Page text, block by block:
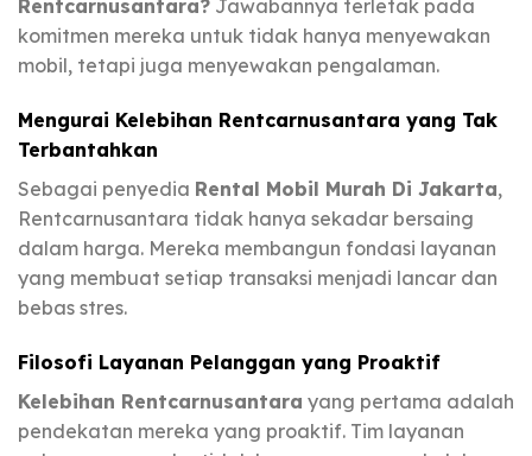
Rentcarnusantara? Jawabannya terletak pada
komitmen mereka untuk tidak hanya menyewakan
mobil, tetapi juga menyewakan pengalaman.
Mengurai Kelebihan Rentcarnusantara yang Tak
Terbantahkan
Sebagai penyedia Rental Mobil Murah Di Jakarta,
Rentcarnusantara tidak hanya sekadar bersaing
dalam harga. Mereka membangun fondasi layanan
yang membuat setiap transaksi menjadi lancar dan
bebas stres.
Filosofi Layanan Pelanggan yang Proaktif
Kelebihan Rentcarnusantara yang pertama adalah
pendekatan mereka yang proaktif. Tim layanan